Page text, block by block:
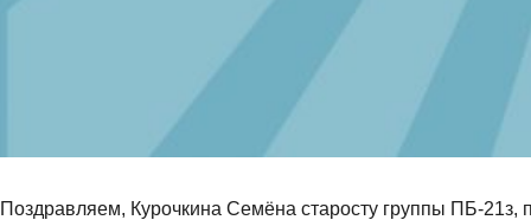
Поздравляем, Курочкина Семёна старосту группы ПБ-